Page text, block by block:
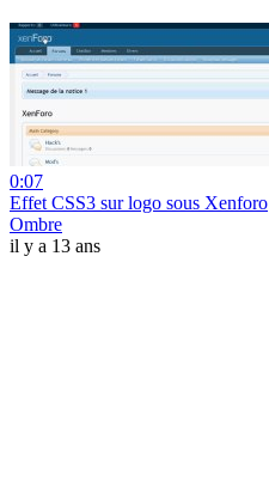
0:07
Effet CSS3 sur logo sous Xenforo
Ombre
il y a 13 ans